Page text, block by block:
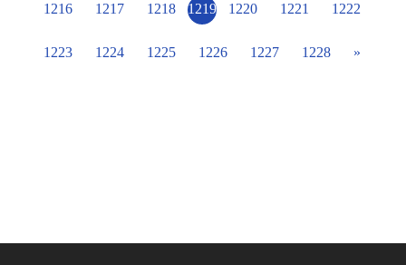
1216 1217 1218 1219 1220 1221 1222
1223 1224 1225 1226 1227 1228 »